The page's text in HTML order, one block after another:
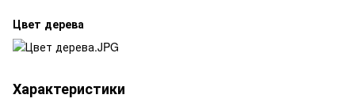
Цвет дерева
Характеристики